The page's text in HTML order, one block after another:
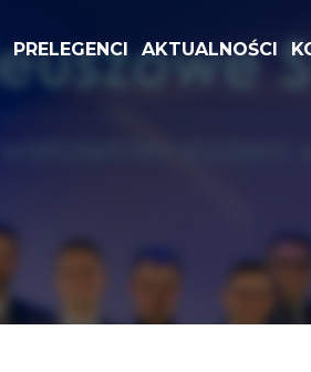
PRELEGENCI AKTUALNOŚCI